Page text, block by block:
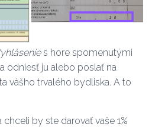
s hore spomenutými
odniesť ju alebo poslať na
vášho trvalého bydliska. A to
by ste darovať vaše 1%